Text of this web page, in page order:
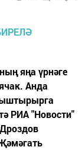
яңа үрнәге
Анда
РИА "Новости"